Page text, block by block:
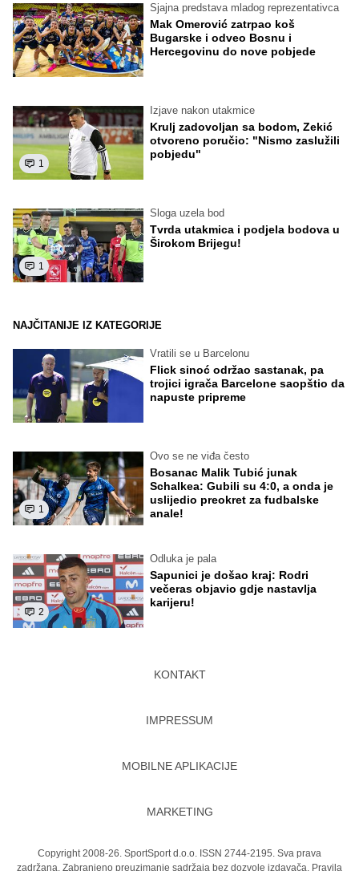
Sjajna predstava mladog reprezentativca
Mak Omerović zatrpao koš
Bugarske i odveo Bosnu i
Hercegovinu do nove pobjede
1
Izjave nakon utakmice
Krulj zadovoljan sa bodom, Zekić
otvoreno poručio: "Nismo zaslužili
pobjedu"
1
Sloga uzela bod
Tvrda utakmica i podjela bodova u
Širokom Brijegu!
NAJČITANIJE IZ KATEGORIJE
Vratili se u Barcelonu
Flick sinoć održao sastanak, pa
trojici igrača Barcelone saopštio da
napuste pripreme
1
Ovo se ne viđa često
Bosanac Malik Tubić junak
Schalkea: Gubili su 4:0, a onda je
uslijedio preokret za fudbalske
anale!
2
Odluka je pala
Sapunici je došao kraj: Rodri
večeras objavio gdje nastavlja
karijeru!
KONTAKT
IMPRESSUM
MOBILNE APLIKACIJE
MARKETING
Copyright 2008-26. SportSport d.o.o. ISSN 2744-2195. Sva prava
zadržana. Zabranjeno preuzimanje sadržaja bez dozvole izdavača. Pravila